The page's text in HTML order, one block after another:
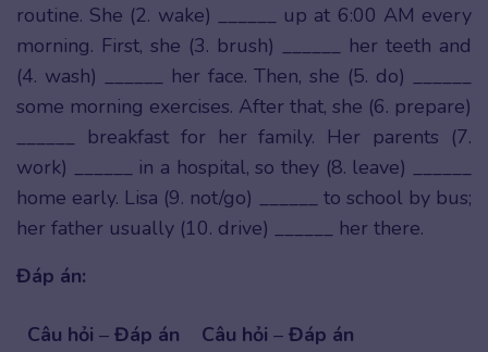
routine. She (2. wake) ______ up at 6:00 AM every
morning. First, she (3. brush) ______ her teeth and
(4. wash) ______ her face. Then, she (5. do) ______
some morning exercises. After that, she (6. prepare)
______ breakfast for her family. Her parents (7.
work) ______ in a hospital, so they (8. leave) ______
home early. Lisa (9. not/go) ______ to school by bus;
her father usually (10. drive) ______ her there.
Đáp án:
Câu hỏi – Đáp án Câu hỏi – Đáp án